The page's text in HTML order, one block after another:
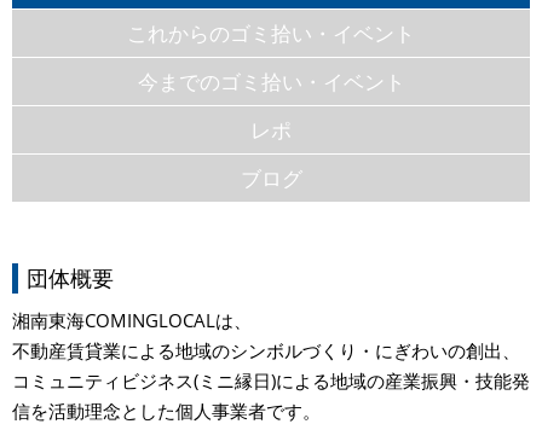
これからのゴミ拾い・イベント
今までのゴミ拾い・イベント
レポ
ブログ
団体概要
湘南東海COMINGLOCALは、
不動産賃貸業による地域のシンボルづくり・にぎわいの創出、
コミュニティビジネス(ミニ縁日)による地域の産業振興・技能発
信を活動理念とした個人事業者です。